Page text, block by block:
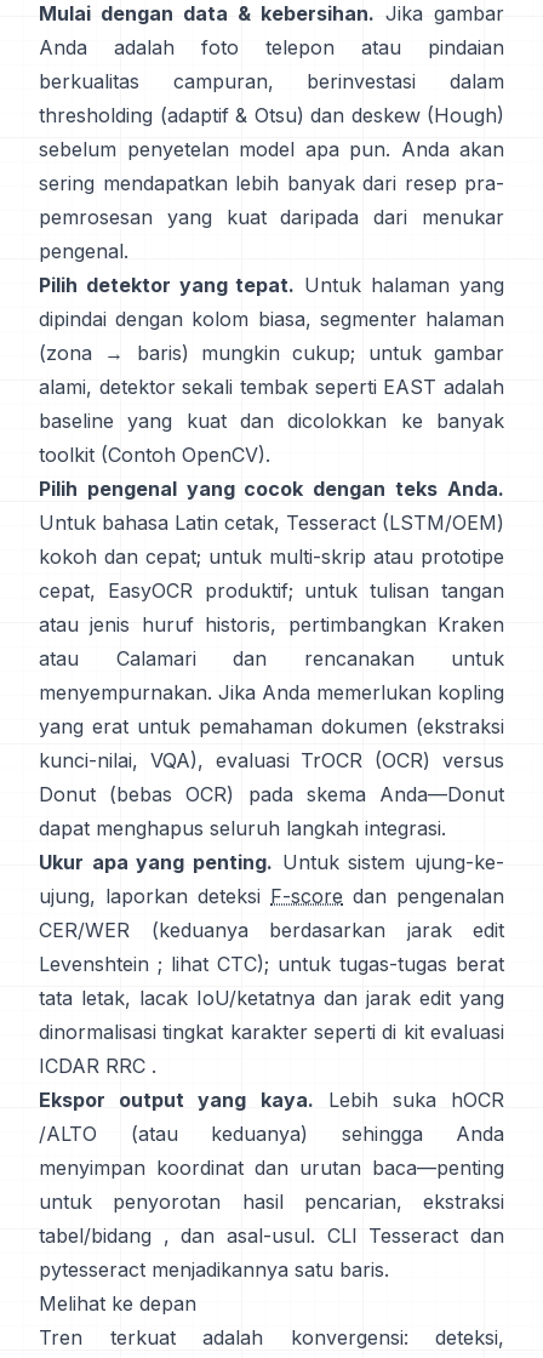
Mulai dengan data & kebersihan. Jika gambar
Anda adalah foto telepon atau pindaian
berkualitas campuran, berinvestasi dalam
thresholding (adaptif & Otsu) dan deskew (Hough)
sebelum penyetelan model apa pun. Anda akan
sering mendapatkan lebih banyak dari resep pra-
pemrosesan yang kuat daripada dari menukar
pengenal.
Pilih detektor yang tepat. Untuk halaman yang
dipindai dengan kolom biasa, segmenter halaman
(zona → baris) mungkin cukup; untuk gambar
alami, detektor sekali tembak seperti EAST adalah
baseline yang kuat dan dicolokkan ke banyak
toolkit (Contoh OpenCV).
Pilih pengenal yang cocok dengan teks Anda.
Untuk bahasa Latin cetak, Tesseract (LSTM/OEM)
kokoh dan cepat; untuk multi-skrip atau prototipe
cepat, EasyOCR produktif; untuk tulisan tangan
atau jenis huruf historis, pertimbangkan Kraken
atau
Calamari
dan rencanakan untuk
menyempurnakan. Jika Anda memerlukan kopling
yang erat untuk pemahaman dokumen (ekstraksi
kunci-nilai, VQA), evaluasi TrOCR (OCR) versus
Donut (bebas OCR) pada skema Anda—Donut
dapat menghapus seluruh langkah integrasi.
Ukur apa yang penting. Untuk sistem ujung-ke-
ujung, laporkan deteksi F-score dan pengenalan
CER/WER (keduanya berdasarkan jarak edit
Levenshtein ; lihat CTC); untuk tugas-tugas berat
tata letak, lacak IoU/ketatnya dan jarak edit yang
dinormalisasi tingkat karakter seperti di kit evaluasi
ICDAR RRC .
Ekspor output yang kaya. Lebih suka
hOCR
/ALTO
(atau keduanya) sehingga Anda
menyimpan koordinat dan urutan baca—penting
untuk penyorotan hasil pencarian, ekstraksi
tabel/bidang , dan asal-usul. CLI Tesseract dan
pytesseract menjadikannya satu baris.
Melihat ke depan
Tren terkuat adalah konvergensi: deteksi,